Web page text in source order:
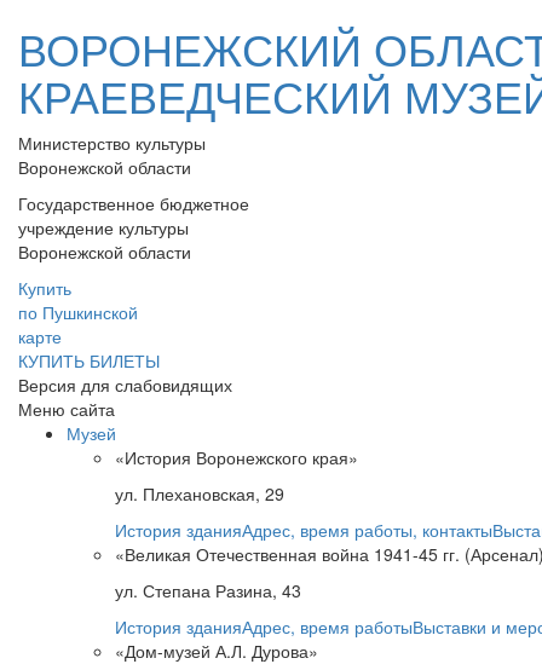
ВОРОНЕЖСКИЙ
КРАЕВЕДЧЕСКИЙ
Министерство культуры
Воронежской области
Государственное бюджетное
учреждение культуры
Воронежской области
Купить
по Пушкинской
карте
КУПИТЬ БИЛЕТЫ
Версия для слабовидящих
Меню сайта
Музей
«История Воронежского края»
ул. Плехановская, 29
История зданияАдрес, время работы, контакты
«Великая Отечественная война 1941-45 гг.
ул. Степана Разина, 43
История зданияАдрес, время работыВыставки и
«Дом-музей А.Л. Дурова»